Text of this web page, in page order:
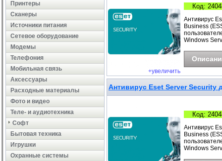
Принтеры
Сканеры
Источники питания
Сетевое оборудование
Модемы
Телефония
Мобильная связь
Аксессуары
Расходные материалы
Фото и видео
Теле- и аудиотехника
Софт
Бытовая техника
Игрушки
Охранные системы
+увеличить
Код:
Антивирус
Business
Windows
Антивирус Eset Server Security
Код:
Антивирус
Business
Windows